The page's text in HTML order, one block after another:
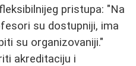
pristupa: "Na
su dostupniji, ima
su organizovaniji."
akreditaciju i